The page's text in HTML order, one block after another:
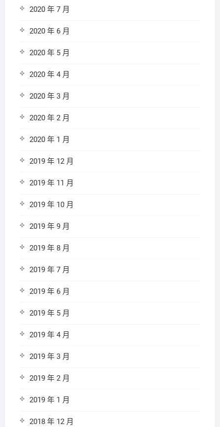
2020 年 7 月
2020 年 6 月
2020 年 5 月
2020 年 4 月
2020 年 3 月
2020 年 2 月
2020 年 1 月
2019 年 12 月
2019 年 11 月
2019 年 10 月
2019 年 9 月
2019 年 8 月
2019 年 7 月
2019 年 6 月
2019 年 5 月
2019 年 4 月
2019 年 3 月
2019 年 2 月
2019 年 1 月
2018 年 12 月